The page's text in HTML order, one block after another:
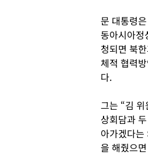
문 대통령
동아시아정
청되면 북
체적 협력
다.
그는 “김
상회담과
아가겠다
을 해줬으